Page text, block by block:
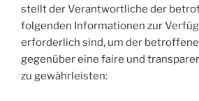
stellt der Verantwortliche der
folgenden Informationen zur
erforderlich sind, um der
gegenüber eine faire und
zu gewährleisten: